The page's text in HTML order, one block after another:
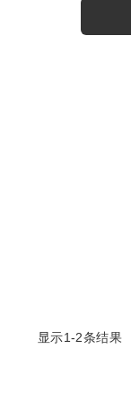
显示1-2条结果